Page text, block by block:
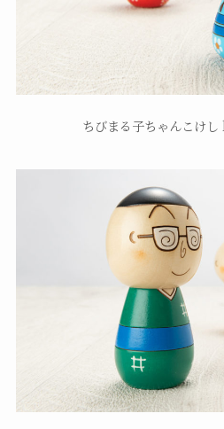
ちびまる子ちゃんこけ